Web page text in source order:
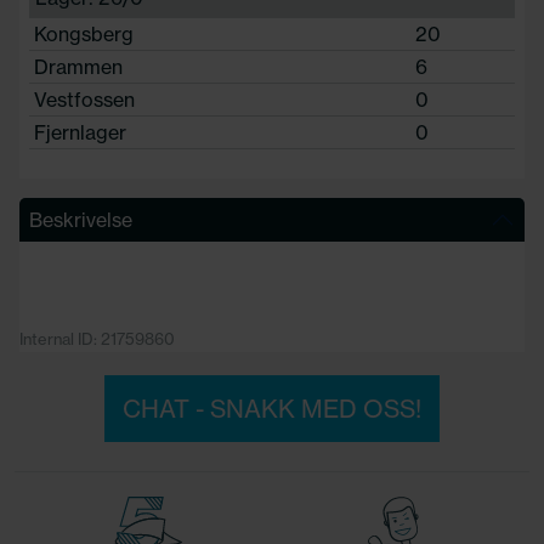
Kongsberg
20
Drammen
6
Vestfossen
0
Fjernlager
0
Beskrivelse
Internal ID: 21759860
CHAT - SNAKK MED OSS!